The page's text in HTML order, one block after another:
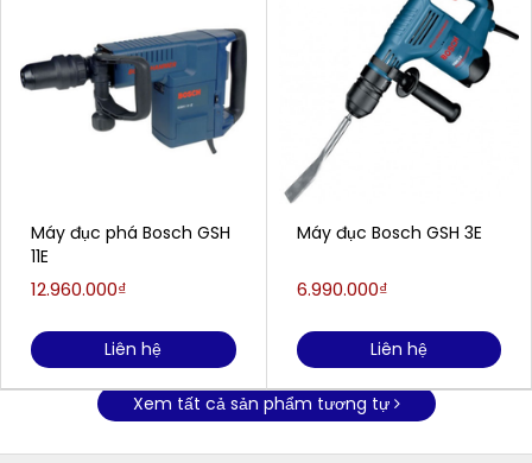
Máy đục phá Bosch GSH
11E
12.960.000₫
Liên hệ
Máy đục Bosch GSH 3E
6.990.000₫
Liên hệ
Xem tất cả sản phẩm tương tự